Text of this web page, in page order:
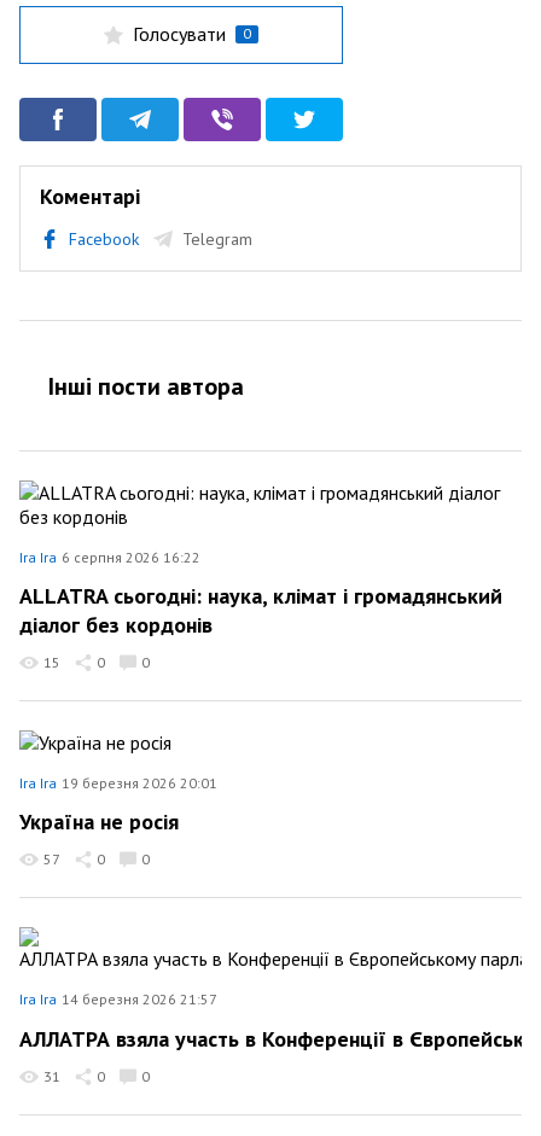
Голосувати 0
Коментарі
Facebook Telegram
Інші пости автора
Ira Ira 6 серпня 2026 16:22
ALLATRA сьогодні: наука, клімат і громадянський
діалог без кордонів
15 0 0
Ira Ira 19 березня 2026 20:01
Україна не росія
57 0 0
Ira Ira 14 березня 2026 21:57
АЛЛАТРА взяла участь в Конференції в
31 0 0